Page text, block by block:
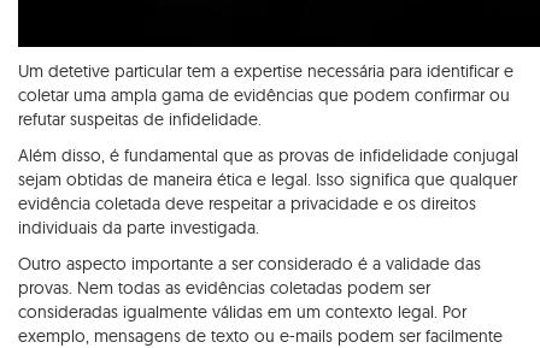
Um detetive particular tem a expertise necessária para identificar e
coletar uma ampla gama de evidências que podem confirmar ou
refutar suspeitas de infidelidade.
Além disso, é fundamental que as provas de infidelidade conjugal
sejam obtidas de maneira ética e legal. Isso significa que qualquer
evidência coletada deve respeitar a privacidade e os direitos
individuais da parte investigada.
Outro aspecto importante a ser considerado é a validade das
provas. Nem todas as evidências coletadas podem ser
consideradas igualmente válidas em um contexto legal. Por
exemplo, mensagens de texto ou e-mails podem ser facilmente